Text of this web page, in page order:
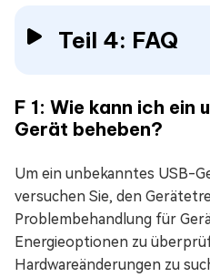
Teil 4: FAQ
F 1: Wie kann ich ein
Gerät beheben?
Um ein unbekanntes USB-
versuchen Sie, den
Problembehandlung für
Energieoptionen zu
Hardwareänderungen zu